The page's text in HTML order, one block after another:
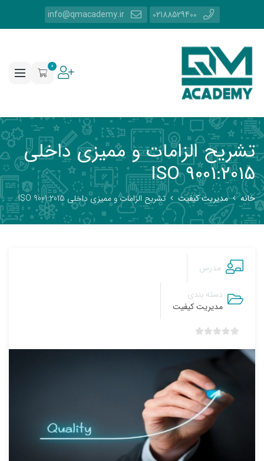
02188529400
info@qmacademy.ir
0
تشریح الزامات و مميزي داخلي
ISO 9001:2015
خانه مدیریت کیفیت تشریح الزامات و مميزي داخلي ISO 9001:2015
مدرس
دسته بندی
مدیریت کیفیت
و
ن
ا
م
ت
ی
ا
ز